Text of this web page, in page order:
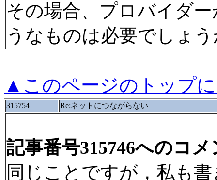
その場合、プロバイダ
うなものは必要でしょ
▲このページのトップ
315754 Re:ネットにつながらない
記事番号315746へのコメ
同じことですが，私も